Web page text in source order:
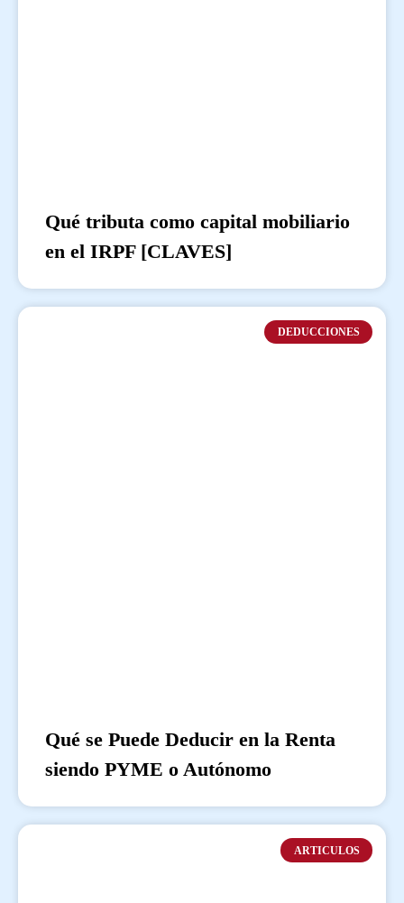
Qué tributa como capital mobiliario
en el IRPF [CLAVES]
DEDUCCIONES
Qué se Puede Deducir en la Renta
siendo PYME o Autónomo
ARTICULOS